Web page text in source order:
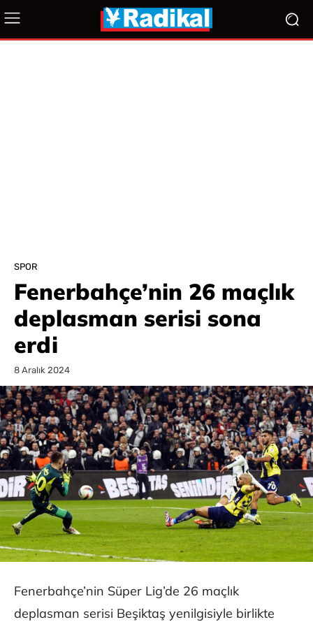
SPOR
Fenerbahçe’nin 26 maçlık
deplasman serisi sona
erdi
8 Aralık 2024
Fenerbahçe’nin Süper Lig’de 26 maçlık
deplasman serisi Beşiktaş yenilgisiyle birlikte